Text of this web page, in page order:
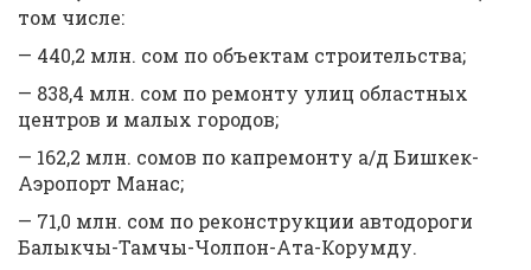
том числе:
— 440,2 млн. сом по объектам строительства;
— 838,4 млн. сом по ремонту улиц областных
центров и малых городов;
— 162,2 млн. сомов по капремонту а/д Бишкек-
Аэропорт Манас;
— 71,0 млн. сом по реконструкции автодороги
Балыкчы-Тамчы-Чолпон-Ата-Корумду.